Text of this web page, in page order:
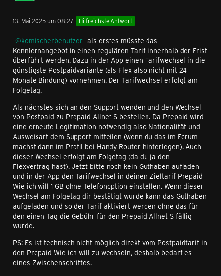
13. Mai 2025 um 08:27 Hilfreichste Antwort
komischerbenutzer als erstes müsste das
Kennlernangebot in einen regulären Tarif innerhalb der Frist
überführt werden. Dazu in der App einen Tarifwechsel in die
günstigste Postpaidvariante (als Flex also nicht mit 24
Monate Bindung) vornehmen. Der Tarifwechsel erfolgt am
Folgetag.
Als nächstes sich an den Support wenden und den Wechsel
von Postpaid zu Prepaid Allnet S bestellen. Da Prepaid wird
eine erneute Legitimation notwendig also Nationalität und
Ausweisart dem Support mitteilen (wenn du das im Forum
machst dann im Profil bei Handy Router hinterlegen). Auch
dieser Wechsel erfolgt am Folgetag (da du ja den
Flexvertrag hast). Jetzt bitte noch kein Guthaben aufladen
und in der App den Tarifwechsel in deinen Zieltarif Prepaid
Wie ich will 1 GB ohne Telefonoption einstellen. Wenn dieser
Wechsel am Folgetag dir bestätigt wurde kann das Guthaben
aufgeladen und so der Tarif aktiviert werden ohne das für
den einen Tag die Gebühr für den Prepaid Allnet S fällig
wurde.
PS: Es ist technisch nicht möglich direkt vom Postpaidtarif in
den Prepaid Wie ich will zu wechseln, deshalb bedarf es
eines Zwischenschrittes.